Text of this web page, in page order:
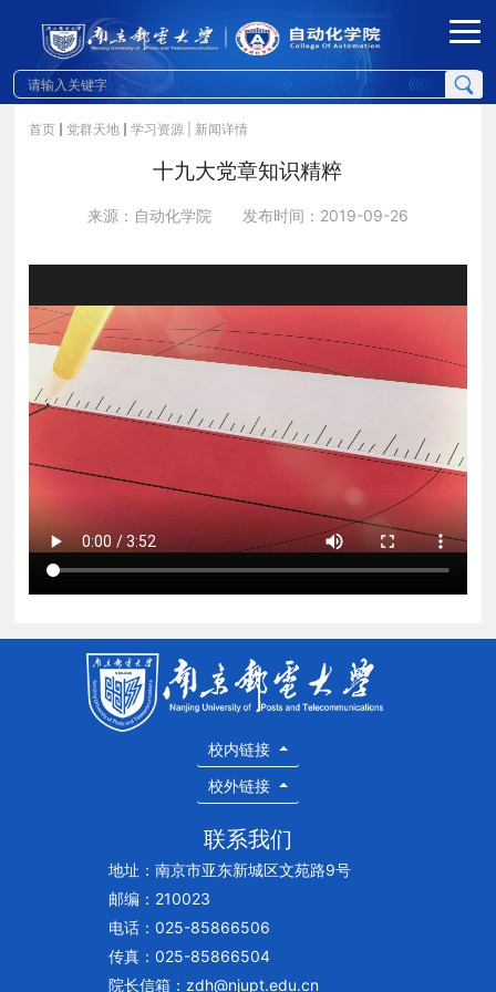
首页 党群天地 学习资源 | 新闻详情
十九大党章知识精粹
来源：自动化学院 发布时间：2019-09-26
校内链接
校外链接
联系我们
地址：南京市亚东新城区文苑路9号
邮编：210023
电话：025-85866506
传真：025-85866504
院长信箱：zdh@njupt.edu.cn